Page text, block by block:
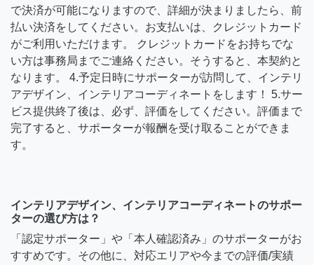
で決済が可能になりますので、詳細が決まりましたら、前
払い決済をしてください。お支払いは、クレジットカード
がご利用いただけます。 クレジットカードをお持ちでな
い方は事務局までご連絡ください。そうすると、本契約と
なります。 4.予定日時にサポーターが訪問して、インテリ
アデザイン、インテリアコーディネートをします！ 5.サー
ビス提供終了後は、必ず、評価をしてください。評価まで
完了すると、サポーターが報酬を受け取ることができま
す。
インテリアデザイン、インテリアコーディネートのサポー
ターの選び方は？
「認定サポーター」や「本人確認済み」のサポーターがお
すすめです。その他に、対応エリアや今までの評価/実績